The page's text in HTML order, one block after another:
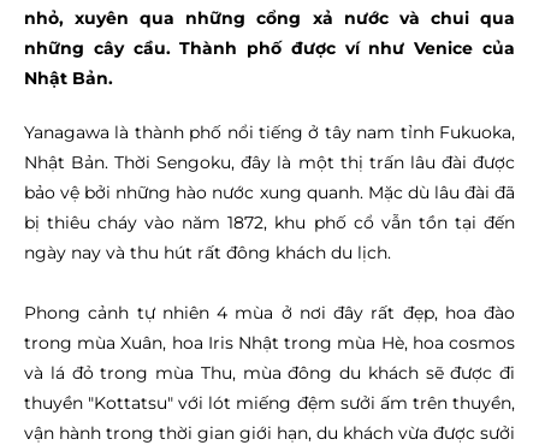
nhỏ, xuyên qua những cổng xả nước và chui qua
những cây cầu. Thành phố được ví như Venice của
Nhật Bản.
Yanagawa là thành phố nổi tiếng ở tây nam tỉnh Fukuoka,
Nhật Bản. Thời Sengoku, đây là một thị trấn lâu đài được
bảo vệ bởi những hào nước xung quanh. Mặc dù lâu đài đã
bị thiêu cháy vào năm 1872, khu phố cổ vẫn tồn tại đến
ngày nay và thu hút rất đông khách du lịch.
Phong cảnh tự nhiên 4 mùa ở nơi đây rất đẹp, hoa đào
trong mùa Xuân, hoa Iris Nhật trong mùa Hè, hoa cosmos
và lá đỏ trong mùa Thu, mùa đông du khách sẽ được đi
thuyền "Kottatsu" với lót miếng đệm sưởi ấm trên thuyền,
vận hành trong thời gian giới hạn, du khách vừa được sưởi